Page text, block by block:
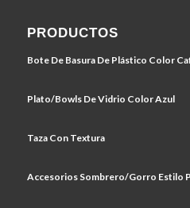
PRODUCTOS
Bote De Basura De Plástico Color
Plato/Bowls De Vidrio Color Azul
Taza Con Textura
Accesorios Sombrero/Gorro Estilo